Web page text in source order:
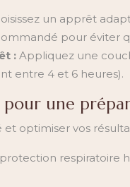
un apprêt
pour éviter
: Appliquez une
entre 4 et 6 heures).
pour une
optimiser vos
respiratoire